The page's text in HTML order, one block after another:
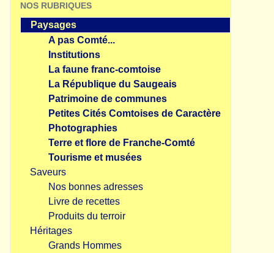
NOS RUBRIQUES
Paysages
A pas Comté...
Institutions
La faune franc-comtoise
La République du Saugeais
Patrimoine de communes
Petites Cités Comtoises de Caractère
Photographies
Terre et flore de Franche-Comté
Tourisme et musées
Saveurs
Nos bonnes adresses
Livre de recettes
Produits du terroir
Héritages
Grands Hommes